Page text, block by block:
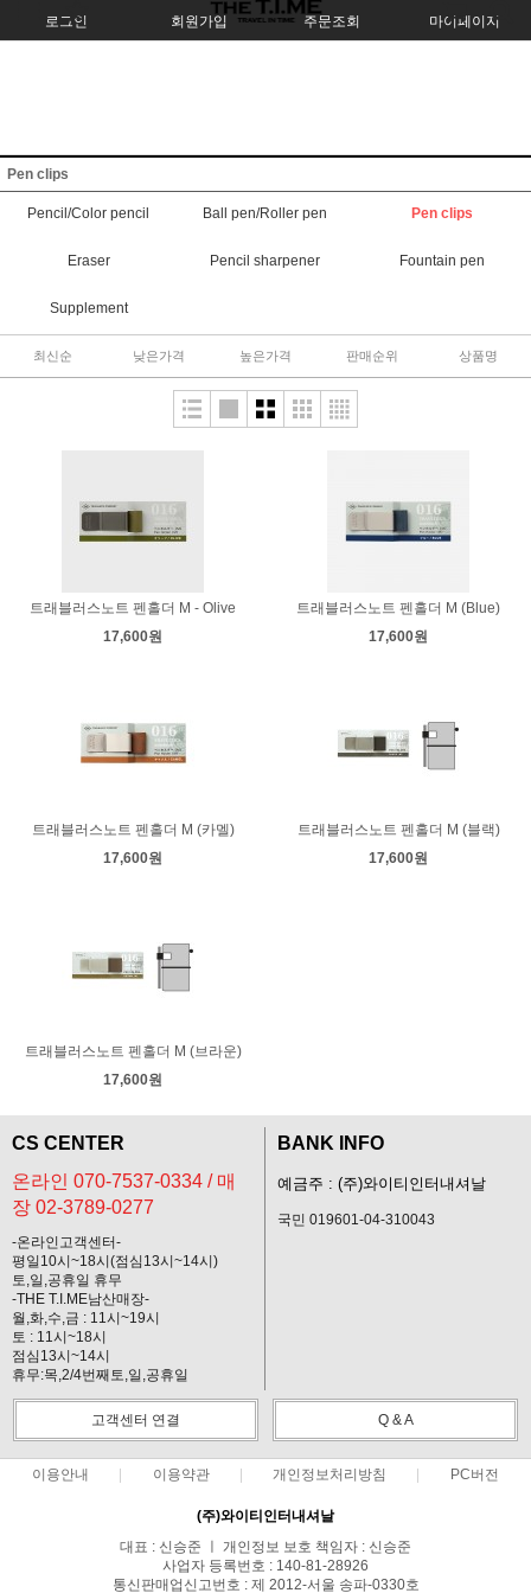
로그인 회원가입 주문조회 마이페이지
Pen clips
Pencil/Color pencil Ball pen/Roller pen Pen clips
Eraser Pencil sharpener Fountain pen
Supplement
최신순 낮은가격 높은가격 판매순위 상품명
트래블러스노트 펜홀더 M - Olive
17,600원
트래블러스노트 펜홀더 M (Blue)
17,600원
트래블러스노트 펜홀더 M (카멜)
17,600원
트래블러스노트 펜홀더 M (블랙)
17,600원
트래블러스노트 펜홀더 M (브라운)
17,600원
CS CENTER
온라인 070-7537-0334 / 매
장 02-3789-0277
-온라인고객센터-
평일10시~18시(점심13시~14시)
토,일,공휴일 휴무
-THE T.I.ME남산매장-
월,화,수,금 : 11시~19시
토 : 11시~18시
점심13시~14시
휴무:목,2/4번째토,일,공휴일
BANK INFO
예금주 : (주)와이티인터내셔날
국민 019601-04-310043
고객센터 연결 Q & A
이용안내 이용약관 개인정보처리방침 PC버전
(주)와이티인터내셔날
대표 : 신승준 ㅣ 개인정보 보호 책임자 : 신승준
사업자 등록번호 : 140-81-28926
통신판매업신고번호 : 제 2012-서울 송파-0330호